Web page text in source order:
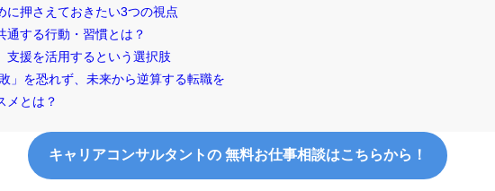
に押さえておきたい3つの視点
通する行動・習慣とは？
支援を活用するという選択肢
」を恐れず、未来から逆算する転職を
メとは？
キャリアコンサルタントの 無料お仕事相談はこちらから！